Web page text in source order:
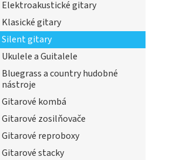
Elektroakustické gitary
Klasické gitary
Silent gitary
Ukulele a Guitalele
Bluegrass a country hudobné
nástroje
Gitarové kombá
Gitarové zosilňovače
Gitarové reproboxy
Gitarové stacky